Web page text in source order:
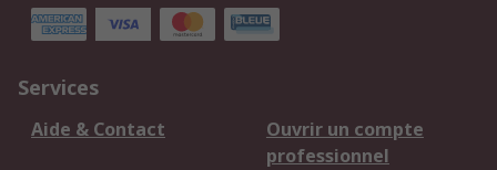
Services
Aide & Contact
Ouvrir un compte
professionnel